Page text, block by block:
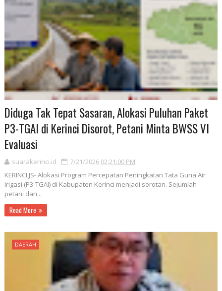
Diduga Tak Tepat Sasaran, Alokasi Puluhan Paket
P3-TGAI di Kerinci Disorot, Petani Minta BWSS VI
Evaluasi
suarakerinci.id
7/21/2026 02:21:00 PM
KERINCI,JS- Alokasi Program Percepatan Peningkatan Tata Guna Air
Irigasi (P3-TGAI) di Kabupaten Kerinci menjadi sorotan. Sejumlah
petani dan...
Read More
DAERAH